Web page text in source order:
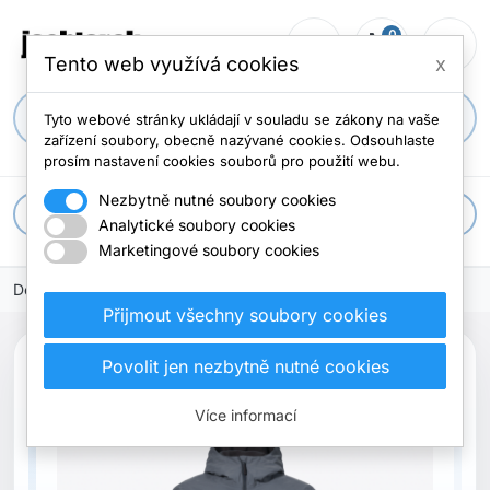
search
person_outline shopping_cart
0 menu
apps Všechny kategorie
Domů
Tento web využívá cookies x
Tyto webové stránky ukládají v souladu se zákony na vaše
zařízení soubory, obecně nazývané cookies. Odsouhlaste
prosím nastavení cookies souborů pro použití webu.
Nezbytně nutné soubory cookies
Analytické soubory cookies
Marketingové soubory cookies
Přijmout všechny soubory cookies
Povolit jen nezbytně nutné cookies
Více informací